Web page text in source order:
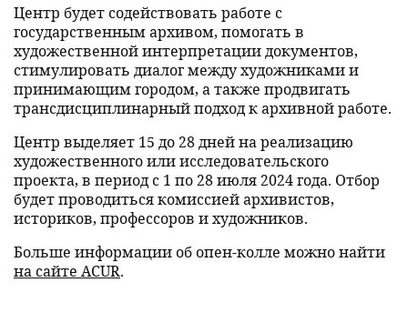
Центр будет содействовать работе с
государственным архивом, помогать в
художественной интерпретации документов,
стимулировать диалог между художниками и
принимающим городом, а также продвигать
трансдисциплинарный подход к архивной работе.
Центр выделяет 15 до 28 дней на реализацию
художественного или исследовательского
проекта, в период с 1 по 28 июля 2024 года. Отбор
будет проводиться комиссией архивистов,
историков, профессоров и художников.
Больше информации об опен-колле можно найти
на сайте ACUR.